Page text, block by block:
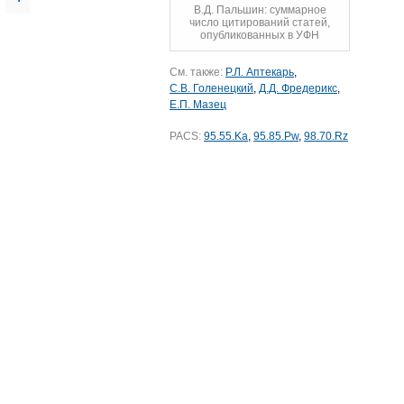
В.Д. Пальшин: суммарное
число цитирований статей,
опубликованных в УФН
См. также: Р.Л. Аптекарь,
С.В. Голенецкий, Д.Д. Фредерикс,
Е.П. Мазец
PACS: 95.55.Ka, 95.85.Pw, 98.70.Rz